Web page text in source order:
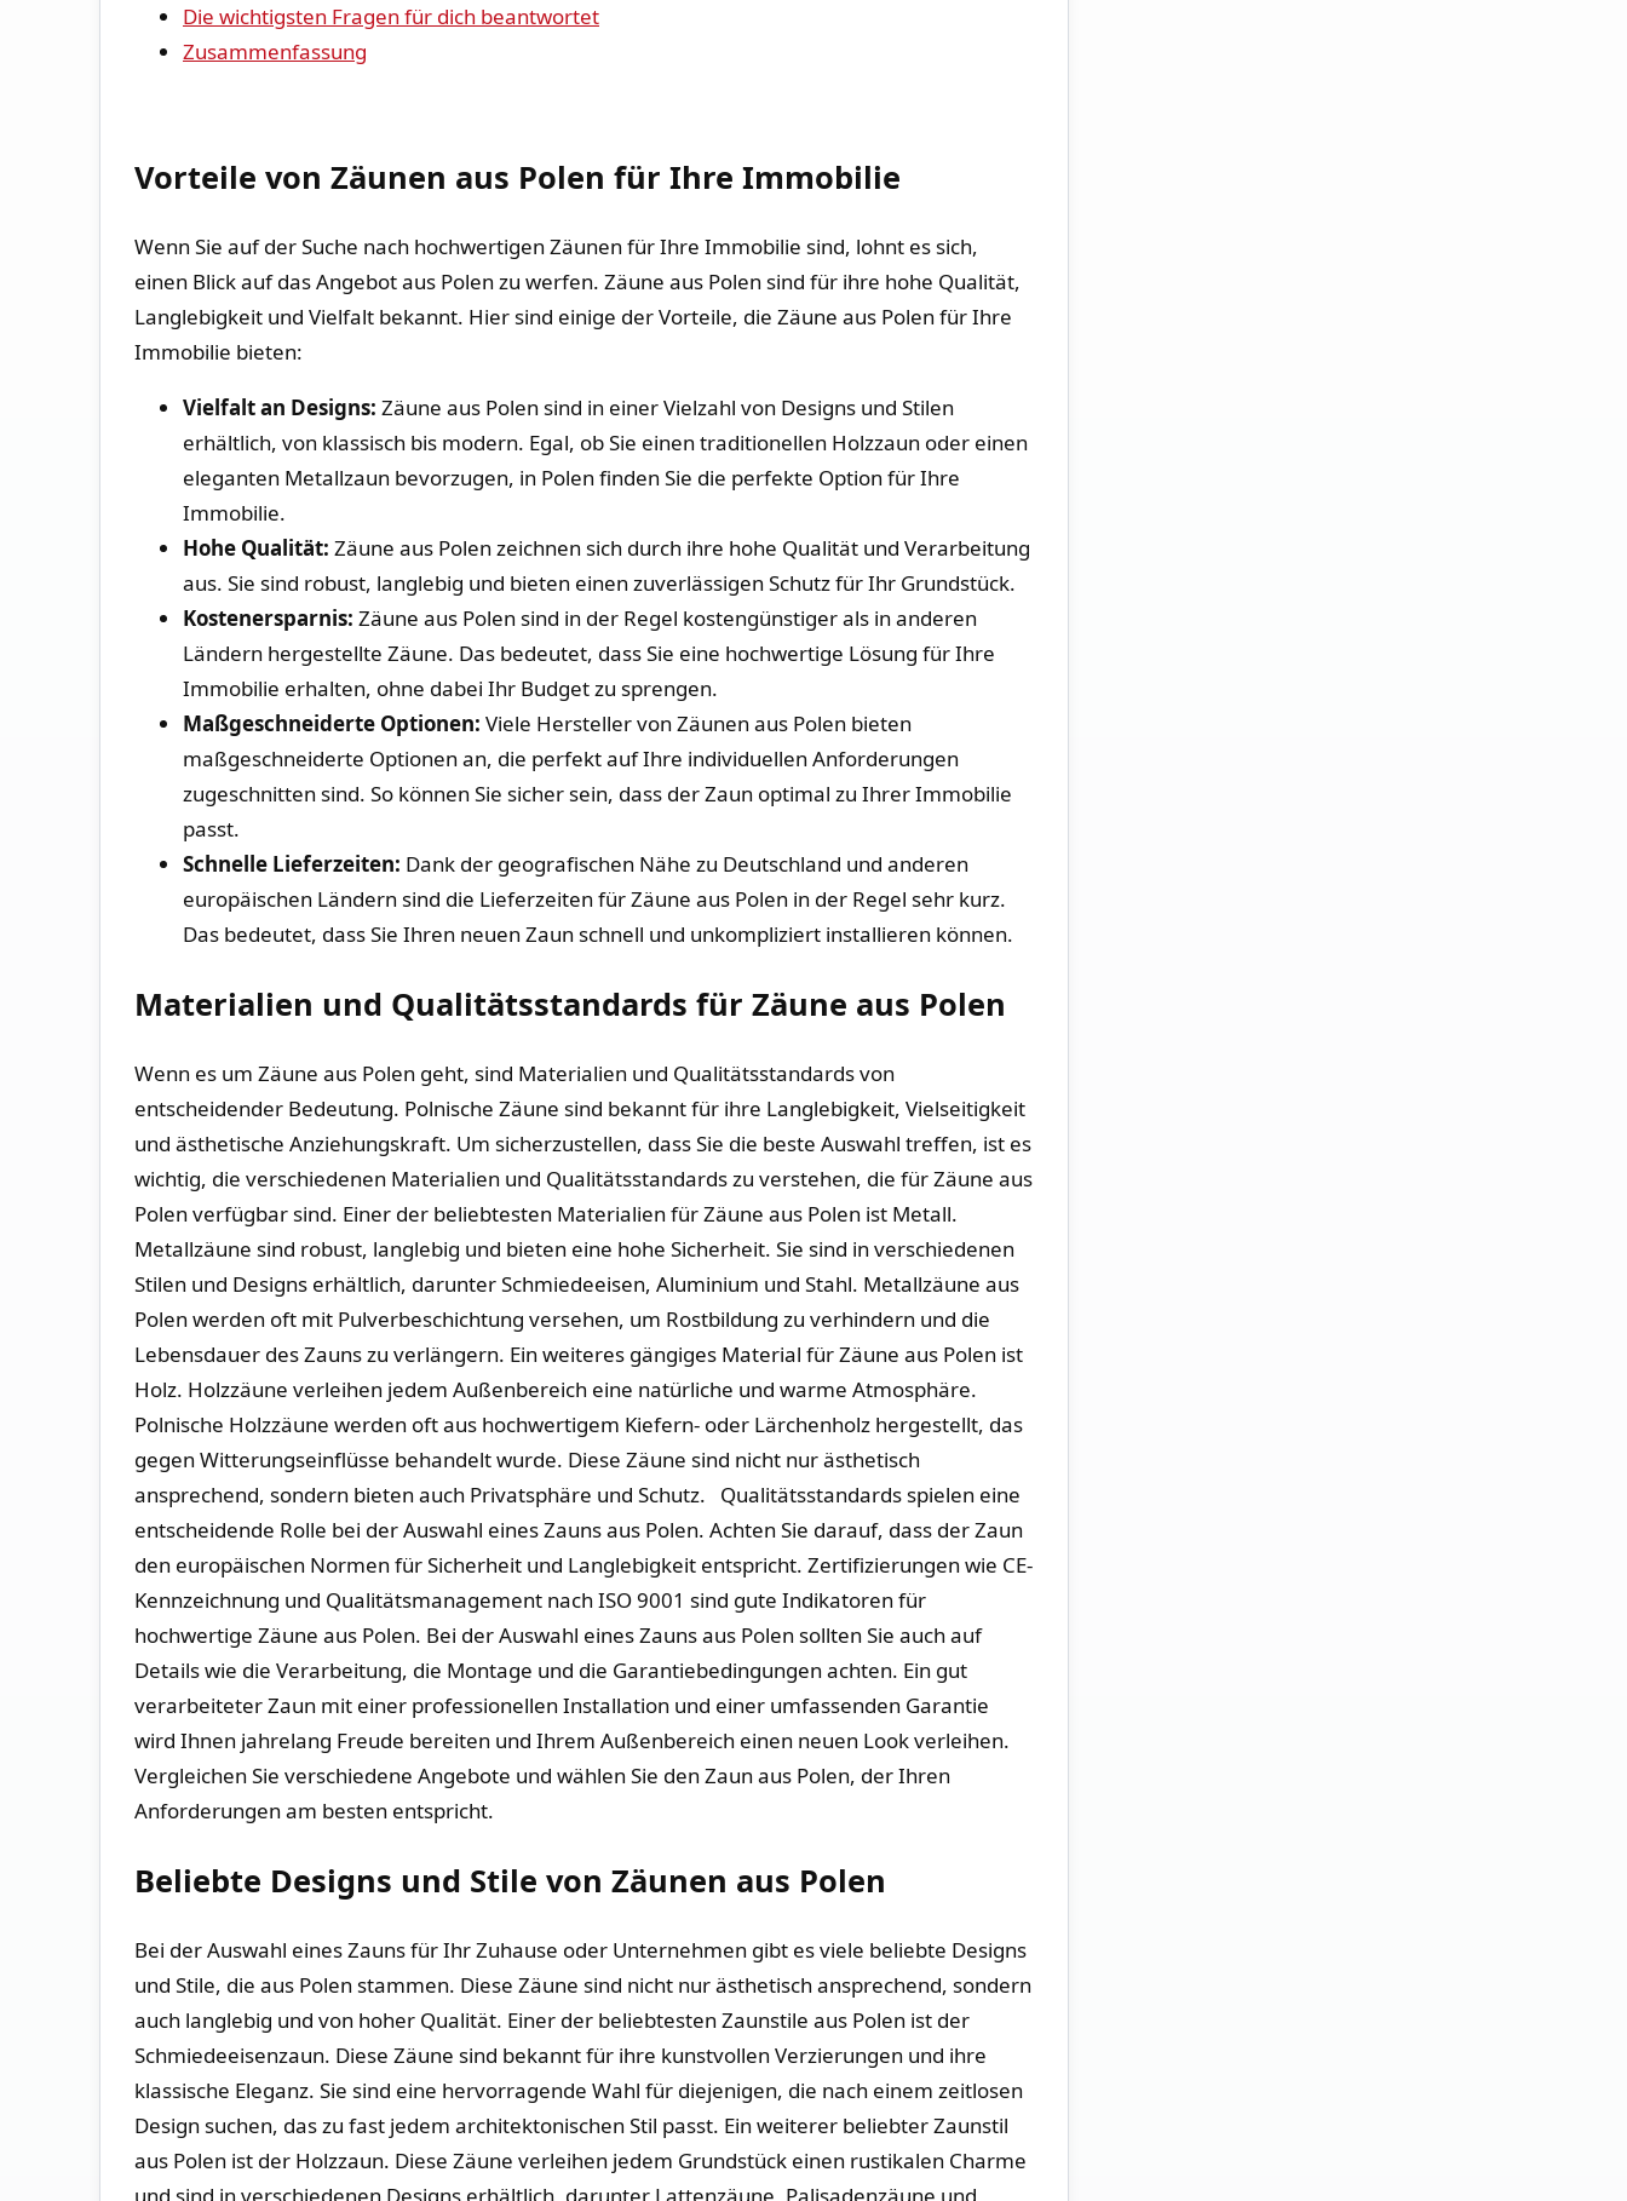
Die wichtigsten Fragen für dich beantwortet
Zusammenfassung
Vorteile ​von Zäunen aus Polen für Ihre Immobilie
Wenn Sie auf der​ Suche nach hochwertigen Zäunen für Ihre ⁢Immobilie‍ sind, lohnt es ⁣sich,
einen Blick auf ‍das Angebot aus Polen ‌zu werfen. Zäune aus ‍Polen sind ⁣für ihre hohe ⁣Qualität,
Langlebigkeit und Vielfalt ‌bekannt. Hier sind einige der Vorteile, ​die Zäune aus Polen für Ihre⁣
Immobilie bieten:
Vielfalt an Designs: Zäune aus⁤ Polen sind in einer Vielzahl von ⁤Designs und Stilen​
erhältlich, von klassisch ‌bis modern. Egal, ⁤ob Sie einen traditionellen ⁢Holzzaun oder einen
eleganten Metallzaun bevorzugen, in Polen finden Sie die ⁢perfekte Option für Ihre
Immobilie.
Hohe ‌Qualität: ⁢Zäune aus Polen zeichnen sich durch ihre hohe Qualität und⁢ Verarbeitung
aus. Sie sind robust, langlebig und bieten einen zuverlässigen Schutz für Ihr Grundstück.
Kostenersparnis: ⁤Zäune aus Polen sind in ​der Regel kostengünstiger⁢ als in​ anderen
⁢Ländern hergestellte Zäune. Das bedeutet, dass Sie eine hochwertige Lösung für Ihre
Immobilie erhalten, ohne dabei Ihr Budget zu sprengen.
Maßgeschneiderte⁣ Optionen: Viele Hersteller von Zäunen aus Polen bieten
⁢maßgeschneiderte Optionen an, die perfekt auf Ihre⁤ individuellen Anforderungen
zugeschnitten sind.⁢ So können Sie sicher sein, dass der ⁤Zaun optimal zu Ihrer Immobilie
⁣passt.
Schnelle ‍Lieferzeiten: Dank der geografischen⁤ Nähe⁣ zu Deutschland und ⁣anderen
europäischen Ländern sind die Lieferzeiten‍ für Zäune aus Polen in⁤ der Regel sehr⁢ kurz.
Das ⁤bedeutet,‌ dass Sie Ihren ⁤neuen Zaun schnell und unkompliziert installieren können.
Materialien und Qualitätsstandards für Zäune ⁣aus ⁢Polen
Wenn es ⁣um Zäune aus Polen geht, sind Materialien⁣ und Qualitätsstandards von
entscheidender Bedeutung. Polnische Zäune sind bekannt‍ für ihre Langlebigkeit, Vielseitigkeit
und ästhetische Anziehungskraft. Um sicherzustellen, dass Sie die beste ​Auswahl treffen, ist es
wichtig, die ​verschiedenen‌ Materialien und⁣ Qualitätsstandards zu ​verstehen, die ​für Zäune⁣ aus
Polen​ verfügbar sind. Einer der‌ beliebtesten Materialien für Zäune ​aus Polen ​ist Metall.​
Metallzäune sind robust, langlebig und⁢ bieten ⁤eine​ hohe Sicherheit. Sie ‍sind in ⁤verschiedenen
Stilen und Designs ​erhältlich,‍ darunter Schmiedeeisen, Aluminium und ⁤Stahl. Metallzäune aus
Polen werden oft mit Pulverbeschichtung ‌versehen, um Rostbildung‍ zu‌ verhindern und die
Lebensdauer des Zauns zu verlängern. Ein weiteres gängiges Material für Zäune ⁣aus Polen‍ ist
Holz. ‌Holzzäune verleihen jedem Außenbereich eine natürliche und warme Atmosphäre.
‍Polnische Holzzäune werden oft aus hochwertigem Kiefern- oder Lärchenholz hergestellt, das
gegen Witterungseinflüsse⁤ behandelt‍ wurde. Diese‌ Zäune sind nicht nur ästhetisch
ansprechend, sondern ⁢bieten auch Privatsphäre und Schutz. Qualitätsstandards spielen eine
entscheidende Rolle bei der Auswahl eines Zauns aus Polen. Achten Sie darauf, dass der Zaun
den‌ europäischen ⁢Normen für ⁢Sicherheit und Langlebigkeit entspricht. Zertifizierungen wie⁢ CE-
Kennzeichnung und Qualitätsmanagement nach ISO 9001 sind gute Indikatoren für
hochwertige⁤ Zäune aus Polen. Bei der Auswahl‍ eines ⁢Zauns aus Polen ‌sollten Sie auch‌ auf
Details wie ⁢die Verarbeitung, die Montage und die​ Garantiebedingungen achten. Ein ⁤gut
verarbeiteter Zaun mit ‌einer professionellen Installation und ‍einer umfassenden Garantie⁣
wird Ihnen jahrelang Freude bereiten⁤ und Ihrem Außenbereich einen ‍neuen⁣ Look ⁣verleihen.
Vergleichen Sie verschiedene Angebote und‌ wählen Sie den Zaun‌ aus Polen, der Ihren
Anforderungen am besten entspricht.
Beliebte Designs und ‍Stile von Zäunen aus Polen
Bei ⁤der ‌Auswahl eines⁣ Zauns ⁤für Ihr‍ Zuhause oder Unternehmen ‍gibt es​ viele beliebte Designs
und Stile, die aus Polen stammen. Diese Zäune​ sind nicht nur​ ästhetisch ansprechend, ⁤sondern
auch langlebig⁤ und von hoher Qualität. Einer⁣ der beliebtesten​ Zaunstile aus Polen ist der
Schmiedeeisenzaun. Diese Zäune sind bekannt⁢ für ihre kunstvollen Verzierungen ⁢und ihre⁤
klassische ⁤Eleganz. Sie sind eine hervorragende Wahl⁢ für diejenigen,‍ die‌ nach einem ‌zeitlosen
⁢Design suchen, das‌ zu fast jedem⁣ architektonischen Stil passt. Ein ⁤weiterer beliebter Zaunstil
aus Polen ist der Holzzaun. Diese Zäune verleihen jedem Grundstück einen​ rustikalen Charme